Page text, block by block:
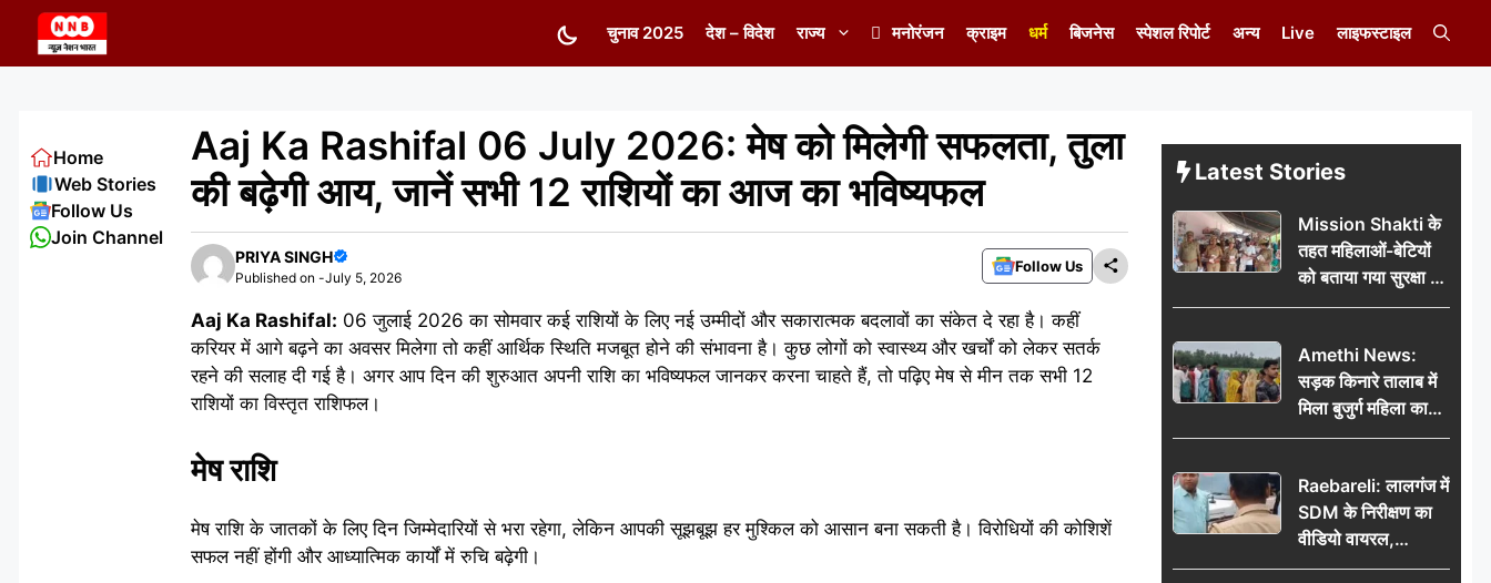
content
चुनाव 2025 देश – विदेश राज्य मनोरंजन क्राइम धर्म बिजनेस स्पेशल रिपोर्ट अन्य Live लाइफस्टाइल
Aaj Ka Rashifal 06 July 2026: मेष को मिलेगी सफलता, तुला
की बढ़ेगी आय, जानें सभी 12 राशियों का आज का भविष्यफल
PRIYA SINGH
Published on -July 5, 2026
Follow Us
Aaj Ka Rashifal: 06 जुलाई 2026 का सोमवार कई राशियों के लिए नई उम्मीदों और सकारात्मक बदलावों का संकेत दे रहा है। कहीं
करियर में आगे बढ़ने का अवसर मिलेगा तो कहीं आर्थिक स्थिति मजबूत होने की संभावना है। कुछ लोगों को स्वास्थ्य और खर्चों को लेकर सतर्क
रहने की सलाह दी गई है। अगर आप दिन की शुरुआत अपनी राशि का भविष्यफल जानकर करना चाहते हैं, तो पढ़िए मेष से मीन तक सभी 12
राशियों का विस्तृत राशिफल।
मेष राशि
मेष राशि के जातकों के लिए दिन जिम्मेदारियों से भरा रहेगा, लेकिन आपकी सूझबूझ हर मुश्किल को आसान बना सकती है। विरोधियों की कोशिशें
सफल नहीं होंगी और आध्यात्मिक कार्यों में रुचि बढ़ेगी।
Home
Web Stories
Follow Us
Join Channel
Latest Stories
Mission Shakti के
तहत महिलाओं-बेटियों
को बताया गया सुरक्षा के
अधिकार
Amethi News:
सड़क किनारे तालाब में
मिला बुजुर्ग महिला का
शव, संदिग्ध परिस्थितियों
Raebareli: लालगंज में
SDM के निरीक्षण का
वीडियो वायरल,
प्रशासनिक सक्रियता